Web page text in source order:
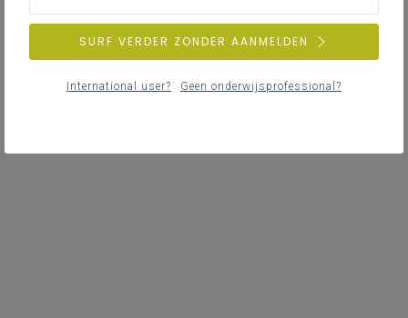
SURF VERDER ZONDER AANMELDEN
International user? Geen onderwijsprofessional?